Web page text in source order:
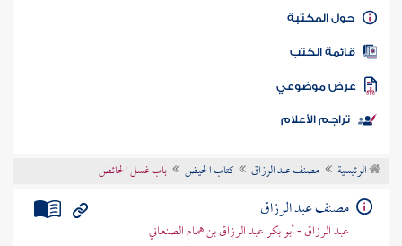
كتاب الأمة
المكتبة
الكتب
موضوعي
تراجم الأعلام
الرئيسية مصنف عبد الرزاق كتاب الحيض باب غسل الحائض
مصنف عبد الرزاق
عبد الرزاق - أبو بكر عبد الرزاق بن همام الصنعاني